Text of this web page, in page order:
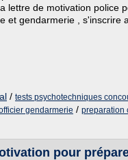
lettre de motivation police
et gendarmerie , s'inscrire
/ tests psychotechniques
gendarmerie / preparation
pour